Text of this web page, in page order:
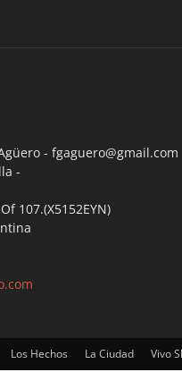
- fgaguero@gmail.com
-
107.(X5152EYN)
Los Hechos La Ciudad Vivo